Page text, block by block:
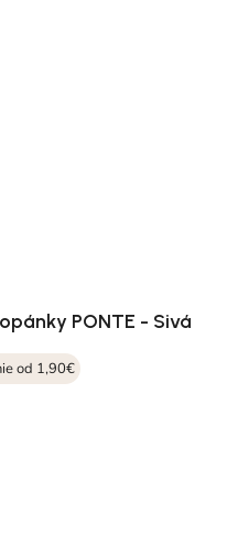
PONTE - Sivá
od 1,90€